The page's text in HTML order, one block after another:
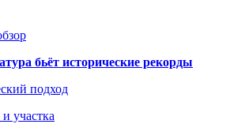
бьёт исторические рекорды
подход
участка